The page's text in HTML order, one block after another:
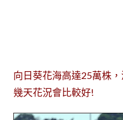
向日葵花海高達25萬株
幾天花況會比較好!